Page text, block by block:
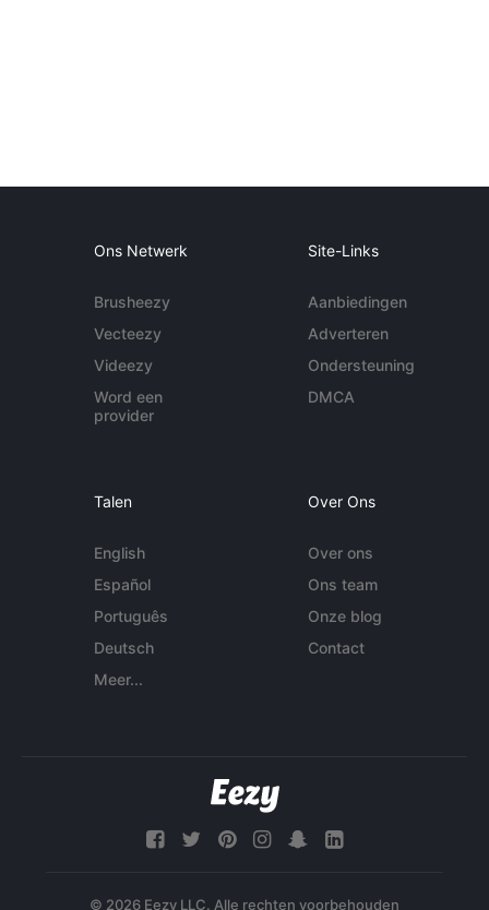
Ons Netwerk
Brusheezy
Vecteezy
Videezy
Word een
provider
Site-Links
Aanbiedingen
Adverteren
Ondersteuning
DMCA
Talen
English
Español
Português
Deutsch
Meer...
Over Ons
Over ons
Ons team
Onze blog
Contact
© 2026 Eezy LLC. Alle rechten voorbehouden